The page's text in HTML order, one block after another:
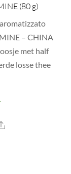
(80 g)
– CHINA
met half
losse thee
Share